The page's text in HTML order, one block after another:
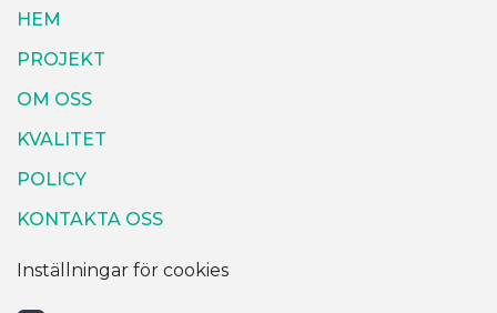
HEM
PROJEKT
OM OSS
KVALITET
POLICY
KONTAKTA OSS
Inställningar för cookies